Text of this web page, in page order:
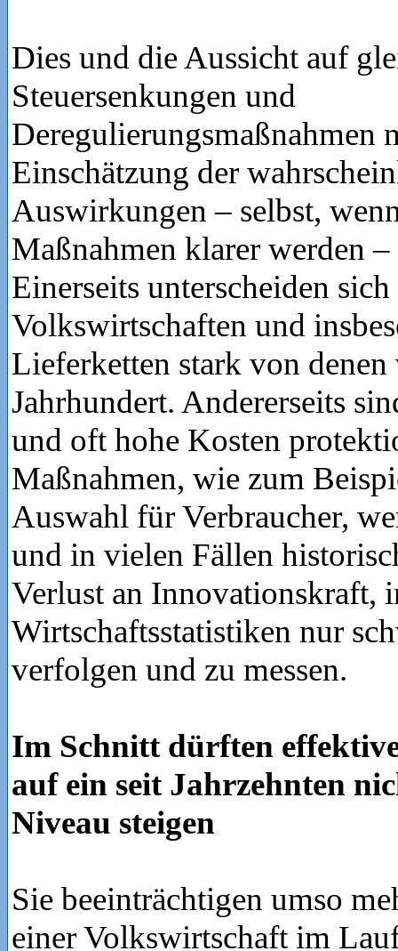
Dies und die Aussicht auf
Steuersenkungen und
Deregulierungsmaßnahmen
Einschätzung der
Auswirkungen – selbst,
Maßnahmen klarer werden
Einerseits unterscheiden
Volkswirtschaften und
Lieferketten stark von
Jahrhundert. Andererseits
und oft hohe Kosten
Maßnahmen, wie zum
Auswahl für Verbraucher,
und in vielen Fällen
Verlust an Innovationskraft,
Wirtschaftsstatistiken nur
verfolgen und zu messen.
Im Schnitt dürften
auf ein seit Jahrzehnten
Niveau steigen
Sie beeinträchtigen umso
einer Volkswirtschaft im